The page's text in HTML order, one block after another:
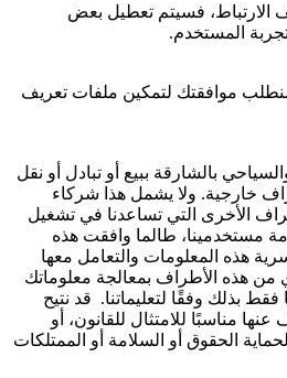
الارتباط، فسيتم تعطيل بعض
المستخدم.
سنطلب موافقتك لتمكين ملفات تعريف
بالشارقة ببيع أو تبادل أو نقل
خارجية. ولا يشمل هذا شركاء
الأخرى التي تساعدنا في تشغيل
مستخدمينا، طالما وافقت هذه
هذه المعلومات والتعامل معها
من هذه الأطراف بمعالجة معلوماتك
بذلك وفقًا لتعليماتنا. قد نتيح
مناسبًا للامتثال للقانون، أو
الحقوق أو السلامة أو الممتلكات